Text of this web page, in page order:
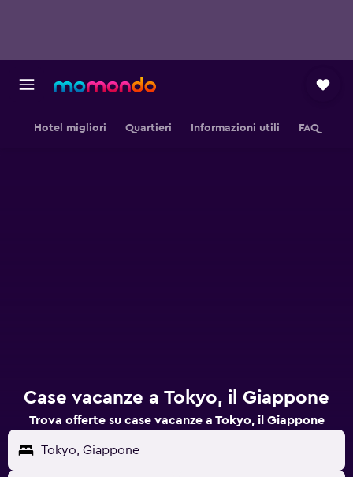
Hotel migliori Quartieri Informazioni utili FAQ
Case vacanze a Tokyo, il Giappone
Trova offerte su case vacanze a Tokyo, il Giappone
Tokyo, Giappone